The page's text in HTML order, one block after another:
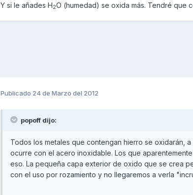
Y si le añades H2O (humedad) se oxida más. Tendré que
Publicado 24 de Marzo del 2012
popoff dijo:
Todos los metales que contengan hierro se oxidarán,
ocurre con el acero inoxidable. Los que
eso. La pequeña capa exterior de oxido que se crea
con el uso por rozamiento y no llegaremos a verla